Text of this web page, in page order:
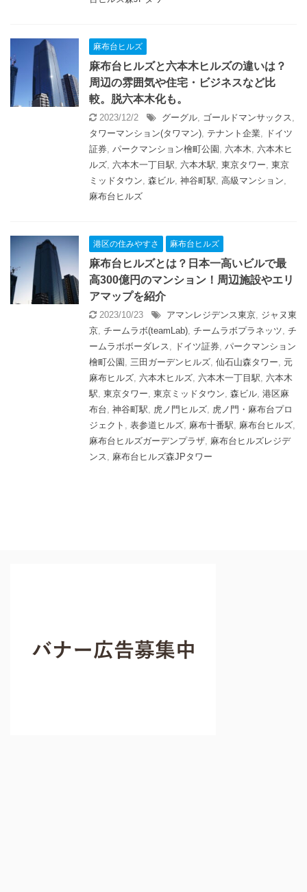
麻布台ヒルズ
麻布台ヒルズと六本木ヒルズの違いは？
周辺の雰囲気や住宅・ビジネスなど比
較。脱六本木化も。
2023/12/2 グーグル, ゴールドマンサックス,
タワーマンション(タワマン), テナント企業, ドイツ
証券, パークマンション檜町公園 , 六本木, 六本木ヒ
ルズ, 六本木一丁目駅, 六本木駅, 東京タワー, 東京
ミッドタウン, 森ビル, 神谷町駅, 高級マンション,
麻布台ヒルズ
港区の住みやすさ 麻布台ヒルズ
麻布台ヒルズとは？日本一高いビルで最
高300億円のマンション！周辺施設やエリ
アマップを紹介
2023/10/23 アマンレジデンス東京, ジャヌ東
京, チームラボ(teamLab), チームラボプラネッツ, チ
ームラボボーダレス, ドイツ証券, パークマンション
檜町公園 , 三田ガーデンヒルズ, 仙石山森タワー, 元
麻布ヒルズ, 六本木ヒルズ, 六本木一丁目駅, 六本木
駅, 東京タワー, 東京ミッドタウン, 森ビル, 港区麻
布台, 神谷町駅, 虎ノ門ヒルズ, 虎ノ門・麻布台プロ
ジェクト , 表参道ヒルズ, 麻布十番駅, 麻布台ヒルズ,
麻布台ヒルズガーデンプラザ, 麻布台ヒルズレジデ
ンス, 麻布台ヒルズ森JPタワー